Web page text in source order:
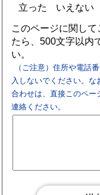
立った
いえない
このページに関し
たら、500文字以内
い。
（ご注意）住所や電話
入しないでください。な
合わせは、直接このペー
連絡ください。